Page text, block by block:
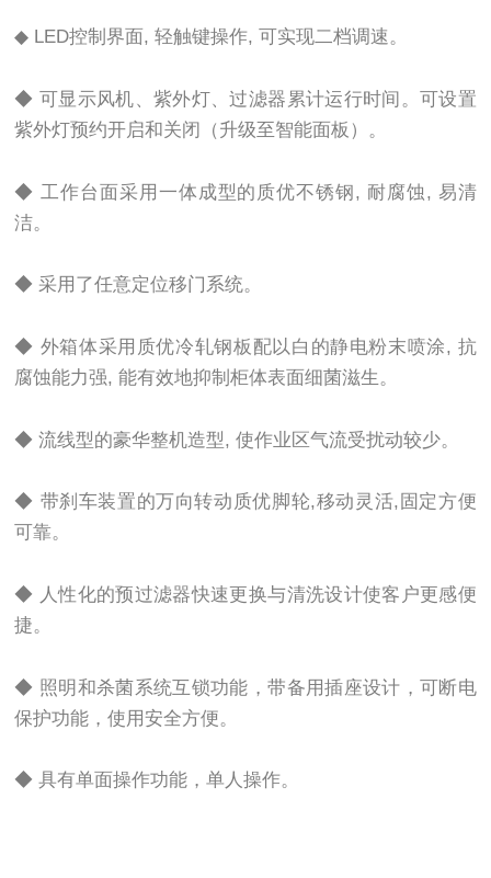
◆ LED控制界面, 轻触键操作, 可实现二档调速。
◆ 可显示风机、紫外灯、过滤器累计运行时间。可设置
紫外灯预约开启和关闭（升级至智能面板）。
◆ 工作台面采用一体成型的质优不锈钢, 耐腐蚀, 易清
洁。
◆ 采用了任意定位移门系统。
◆ 外箱体采用质优冷轧钢板配以白的静电粉末喷涂, 抗
腐蚀能力强, 能有效地抑制柜体表面细菌滋生。
◆ 流线型的豪华整机造型, 使作业区气流受扰动较少。
◆ 带刹车装置的万向转动质优脚轮,移动灵活,固定方便
可靠。
◆ 人性化的预过滤器快速更换与清洗设计使客户更感便
捷。
◆ 照明和杀菌系统互锁功能，带备用插座设计，可断电
保护功能，使用安全方便。
◆ 具有单面操作功能，单人操作。